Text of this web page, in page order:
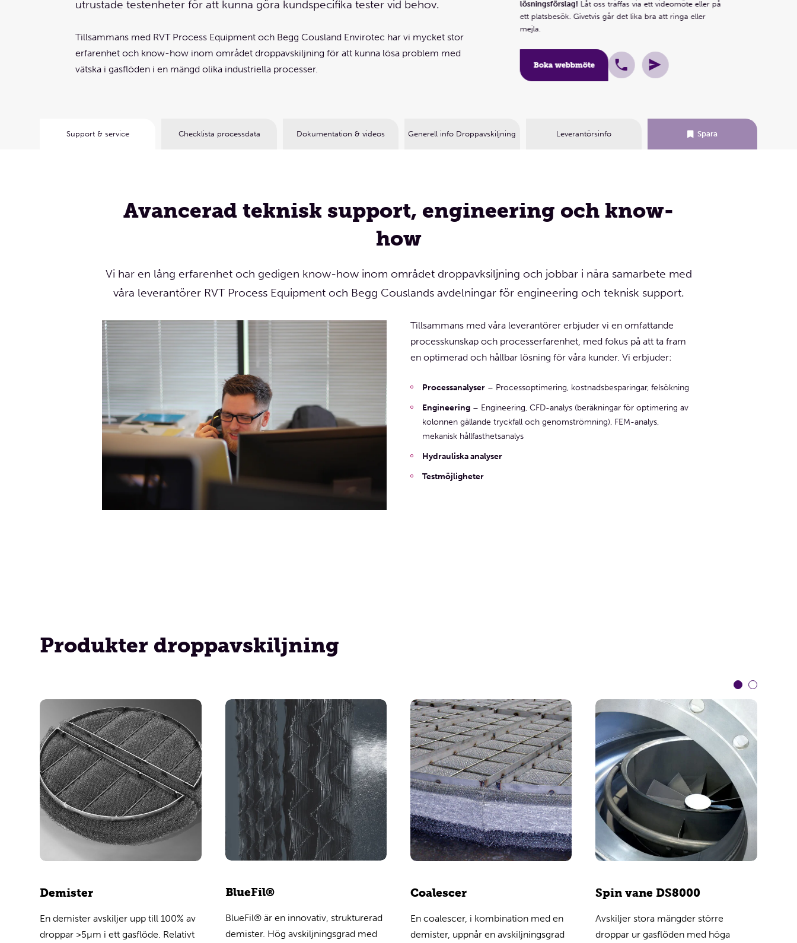
utrustade testenheter för att kunna göra kundspecifika tester vid behov.
Tillsammans med RVT Process Equipment och Begg Cousland Envirotec har vi mycket stor
erfarenhet och know-how inom området droppavskiljning för att kunna lösa problem med
vätska i gasflöden i en mängd olika industriella processer.
lösningsförslag!Låt oss träffas via ett videomöte eller på
Boka webbmöte
Boka webbmöte
lösningsförslag! Låt oss träffas via ett videomöte eller på
ett platsbesök. Givetvis går det lika bra att ringa eller
mejla.
Boka webbmöte
Support & service Checklista processdata Dokumentation & videos Generell info Droppavskiljning Leverantörsinfo Spara
Avancerad teknisk support, engineering och know-
how
Vi har en lång erfarenhet och gedigen know-how inom området droppavksiljning och jobbar i nära samarbete med
våra leverantörer RVT Process Equipment och Begg Couslands avdelningar för engineering och teknisk support.
Tillsammans med våra leverantörer erbjuder vi en omfattande
processkunskap och processerfarenhet, med fokus på att ta fram
en optimerad och hållbar lösning för våra kunder. Vi erbjuder:
Processanalyser – Processoptimering, kostnadsbesparingar, felsökning
Engineering – Engineering, CFD-analys (beräkningar för optimering av
kolonnen gällande tryckfall och genomströmning), FEM-analys,
mekanisk hållfasthetsanalys
Hydrauliska analyser
Testmöjligheter
Produkter droppavskiljning
Demister
En demister avskiljer upp till 100% av
droppar >5µm i ett gasflöde. Relativt
BlueFil®
BlueFil® är en innovativ, strukturerad
demister. Hög avskiljningsgrad med
Coalescer
En coalescer, i kombination med en
demister, uppnår en avskiljningsgrad
Spin vane DS8000
Avskiljer stora mängder större
droppar ur gasflöden med höga